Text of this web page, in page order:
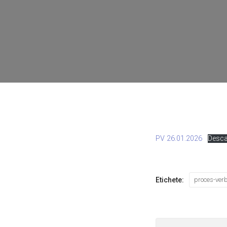
PV 26.01.2026
Etichete: proces-